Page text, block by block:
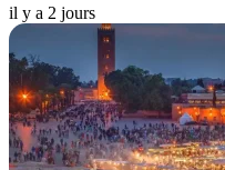
il y a 2 jours